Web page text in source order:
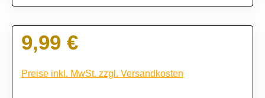
Regulärer Preis:
9,99 €
Preise inkl. MwSt. zzgl. Versandkosten